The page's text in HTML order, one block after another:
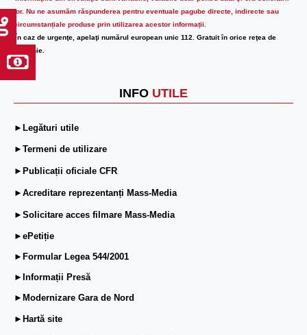
lor. Nu ne asumăm răspunderea pentru eventuale pagube directe, indirecte sau
circumstanțiale produse prin utilizarea acestor informații.
În caz de urgenţe, apelaţi numărul european unic 112. Gratuit în orice reţea de
telefonie.
INFO UTILE
►Legături utile
►Termeni de utilizare
►Publicații oficiale CFR
►Acreditare reprezentanți Mass-Media
►Solicitare acces filmare Mass-Media
►ePetiție
►Formular Legea 544/2001
►Informații Presă
►Modernizare Gara de Nord
►Hartă site